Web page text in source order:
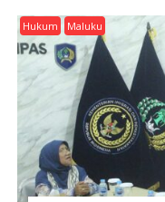
Hukum Maluku